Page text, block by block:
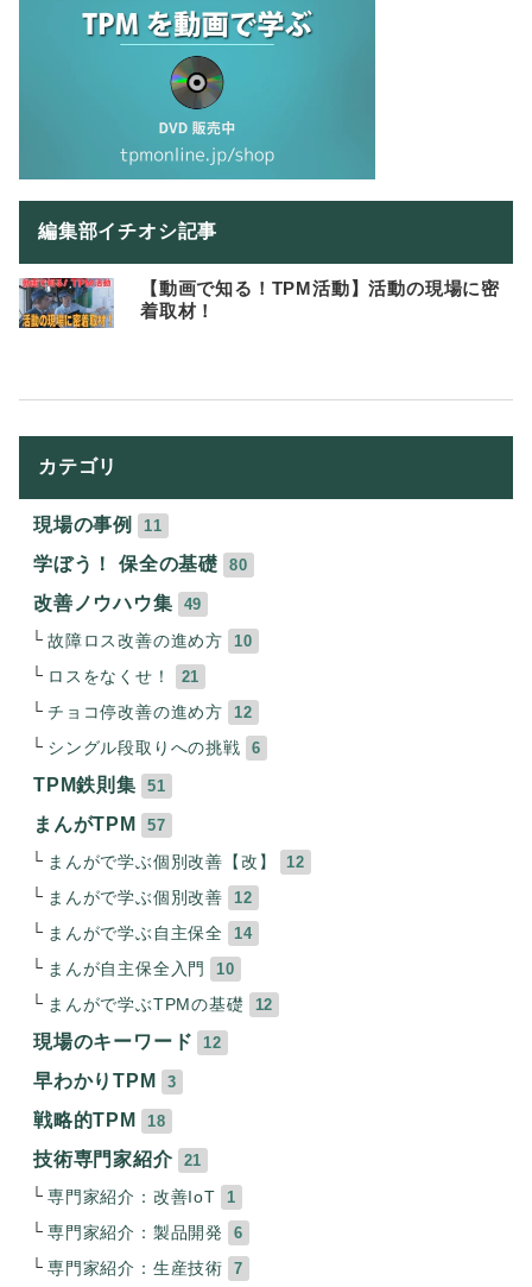
編集部イチオシ記事
【動画で知る！TPM活動】活動の現場に密
着取材！
カテゴリ
現場の事例 11
学ぼう！ 保全の基礎 80
改善ノウハウ集 49
故障ロス改善の進め方
10
ロスをなくせ！
21
チョコ停改善の進め方
12
シングル段取りへの挑戦
6
TPM鉄則集 51
まんがTPM 57
まんがで学ぶ個別改善【改】
12
まんがで学ぶ個別改善
12
まんがで学ぶ自主保全
14
まんが自主保全入門
10
まんがで学ぶTPMの基礎
12
現場のキーワード 12
早わかりTPM 3
戦略的TPM 18
技術専門家紹介 21
専門家紹介：改善IoT
1
専門家紹介：製品開発
6
専門家紹介：生産技術
7